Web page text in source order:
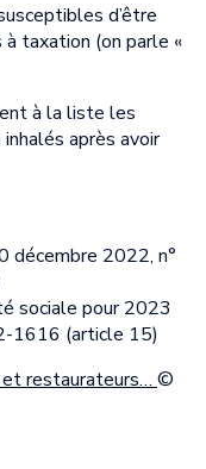
d’être
à taxation (on parle «
à la liste les
après avoir
décembre 2022, n°
sociale pour 2023
1616 (article 15)
restaurateurs… ©